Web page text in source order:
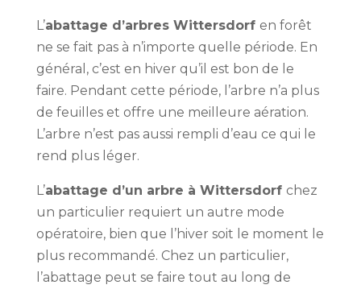
L’abattage d’arbres Wittersdorf en forêt
ne se fait pas à n’importe quelle période. En
général, c’est en hiver qu’il est bon de le
faire. Pendant cette période, l’arbre n’a plus
de feuilles et offre une meilleure aération.
L’arbre n’est pas aussi rempli d’eau ce qui le
rend plus léger.
L’abattage d’un arbre à Wittersdorf chez
un particulier requiert un autre mode
opératoire, bien que l’hiver soit le moment le
plus recommandé. Chez un particulier,
l’abattage peut se faire tout au long de